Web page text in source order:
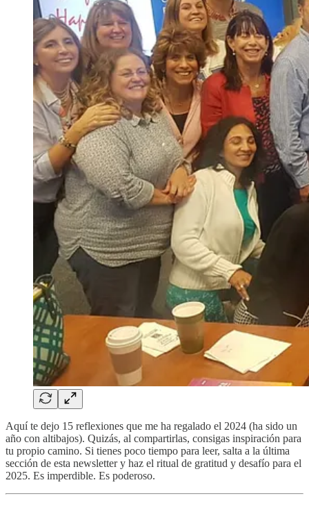
Aquí te dejo 15 reflexiones que me ha regalado el 2024 (ha sido un
año con altibajos). Quizás, al compartirlas, consigas inspiración para
tu propio camino. Si tienes poco tiempo para leer, salta a la última
sección de esta newsletter y haz el ritual de gratitud y desafío para el
2025. Es imperdible. Es poderoso.